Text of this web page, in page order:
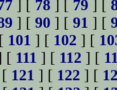
] [ 78 ] [ 79 ] [
] [ 90 ] [ 91 ] [
101 ] [ 102 ] [
[ 111 ] [ 112 ] [
121 ] [ 122 ] [